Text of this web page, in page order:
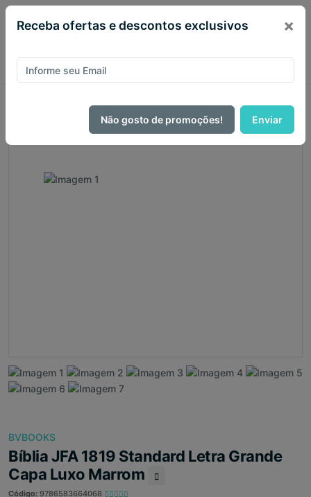
Bíblias
Bíblia de Luxo
Bíblia JFA 1819 Standard Letra Grande Capa Luxo Marrom
BVBOOKS
Bíblia JFA 1819 Standard Letra Grande
Capa Luxo Marrom
Código: 9786583664068
Receba ofertas e descontos exclusivos ×
Não gosto de promoções! Enviar